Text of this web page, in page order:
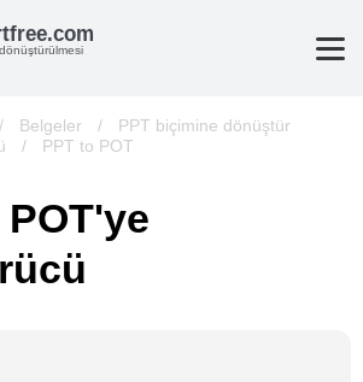
/ Belgeler /
PPT biçimine dönüştür
/ PPT to POT